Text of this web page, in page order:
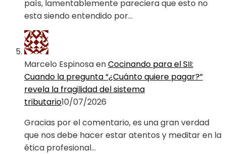
país, lamentablemente pareciera que esto no
esta siendo entendido por…
Marcelo EspinosaenCocinando para el SII:
Cuando la pregunta “¿Cuánto quiere pagar?”
revela la fragilidad del sistema
tributario10/07/2026
Gracias por el comentario, es una gran verdad
que nos debe hacer estar atentos y meditar en la
ética profesional…